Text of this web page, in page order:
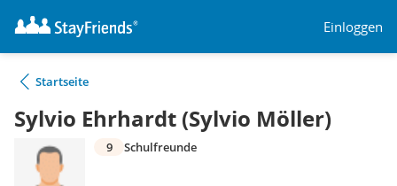
Einloggen
Startseite
Sylvio Ehrhardt (Sylvio Möller)
9 Schulfreunde